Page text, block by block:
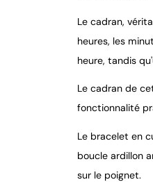
Le cadran,
heures, les
heure, tandis
Le cadran de
fonctionnalité
Le bracelet en
boucle ardillon
sur le poignet.